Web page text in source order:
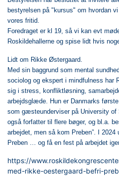
bestyrelsen på "kursus" om hvordan
vores fritid.
Foredraget er kl 19, så vi kan evt
Roskildehallerne og spise lidt hvis
Lidt om Rikke Østergaard.
Med sin baggrund som mental
sociolog og ekspert i mindfulness har
sig i stress, konfliktløsning,
arbejdsglæde. Hun er Danmarks
som gæsteunderviser på University of
også forfatter til flere bøger, og bl.a.
arbejdet, men så kom Preben”. I 2024
Preben … og få en fest på arbejdet
https://
med-rikke-oestergaard-befri-